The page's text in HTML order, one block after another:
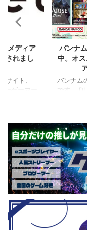
2024/7/31
がセール
4つピック
セール中
つある昨
ルを独自に
。（類似し
ゲーム、長
ム） 注目
セット』
ホラーゲー
『鉄拳8
60歳以
会が神
神奈川県
催されま
選（神
仕様。ご
も見られ
しめるイ
す。 ち
ーである
なるそう
場します
大会参加
選あり。
22日。